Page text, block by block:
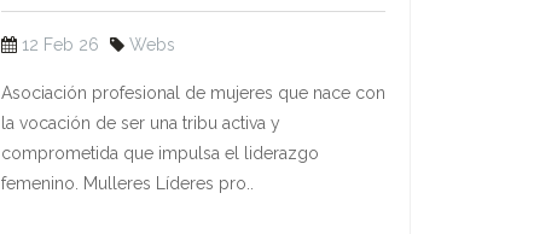
12 Feb 26 Webs
Asociación profesional de mujeres que nace con
la vocación de ser una tribu activa y
comprometida que impulsa el liderazgo
femenino. Mulleres Líderes pro..